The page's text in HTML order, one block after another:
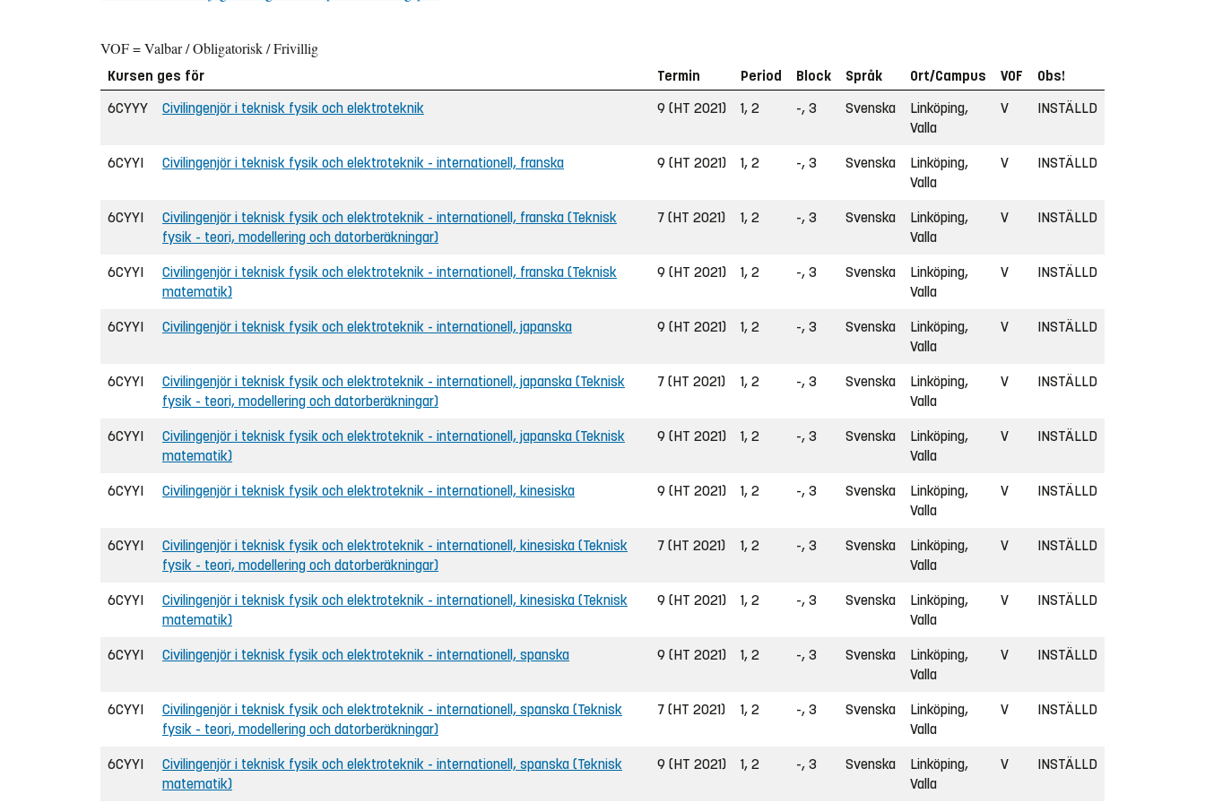
VOF = Valbar / Obligatorisk / Frivillig
Kursen ges för Termin Period Block Språk Ort/Campus VOF
Obs!
6CYYY
Civilingenjör i teknisk fysik och elektroteknik 9 (HT 2021) 1, 2 -, 3 Svenska
Linköping,
Valla
V INSTÄLLD
6CYYI Civilingenjör i teknisk fysik och elektroteknik - internationell, franska 9 (HT 2021) 1, 2 -, 3 Svenska
Linköping,
Valla
V INSTÄLLD
6CYYI
Civilingenjör i teknisk fysik och elektroteknik - internationell, franska (Teknisk
fysik - teori, modellering och datorberäkningar)
7 (HT 2021) 1, 2 -, 3 Svenska
Linköping,
Valla
V INSTÄLLD
6CYYI
Civilingenjör i teknisk fysik och elektroteknik - internationell, franska (Teknisk
matematik)
9 (HT 2021) 1, 2 -, 3 Svenska
Linköping,
Valla
V INSTÄLLD
6CYYI Civilingenjör i teknisk fysik och elektroteknik - internationell, japanska 9 (HT 2021) 1, 2 -, 3 Svenska
Linköping,
Valla
V INSTÄLLD
6CYYI
Civilingenjör i teknisk fysik och elektroteknik - internationell, japanska (Teknisk
fysik - teori, modellering och datorberäkningar)
7 (HT 2021) 1, 2 -, 3 Svenska
Linköping,
Valla
V INSTÄLLD
6CYYI
Civilingenjör i teknisk fysik och elektroteknik - internationell, japanska (Teknisk
matematik)
9 (HT 2021) 1, 2 -, 3 Svenska
Linköping,
Valla
V INSTÄLLD
6CYYI Civilingenjör i teknisk fysik och elektroteknik - internationell, kinesiska 9 (HT 2021) 1, 2 -, 3 Svenska
Linköping,
Valla
V INSTÄLLD
6CYYI
Civilingenjör i teknisk fysik och elektroteknik - internationell, kinesiska (Teknisk
fysik - teori, modellering och datorberäkningar)
7 (HT 2021) 1, 2 -, 3 Svenska
Linköping,
Valla
V INSTÄLLD
6CYYI
Civilingenjör i teknisk fysik och elektroteknik - internationell, kinesiska (Teknisk
matematik)
9 (HT 2021) 1, 2 -, 3 Svenska
Linköping,
Valla
V INSTÄLLD
6CYYI Civilingenjör i teknisk fysik och elektroteknik - internationell, spanska 9 (HT 2021) 1, 2 -, 3 Svenska
Linköping,
Valla
V INSTÄLLD
6CYYI
Civilingenjör i teknisk fysik och elektroteknik - internationell, spanska (Teknisk
fysik - teori, modellering och datorberäkningar)
7 (HT 2021) 1, 2 -, 3 Svenska
Linköping,
Valla
V INSTÄLLD
6CYYI
Civilingenjör i teknisk fysik och elektroteknik - internationell, spanska (Teknisk
matematik)
9 (HT 2021) 1, 2 -, 3 Svenska
Linköping,
Valla
V INSTÄLLD